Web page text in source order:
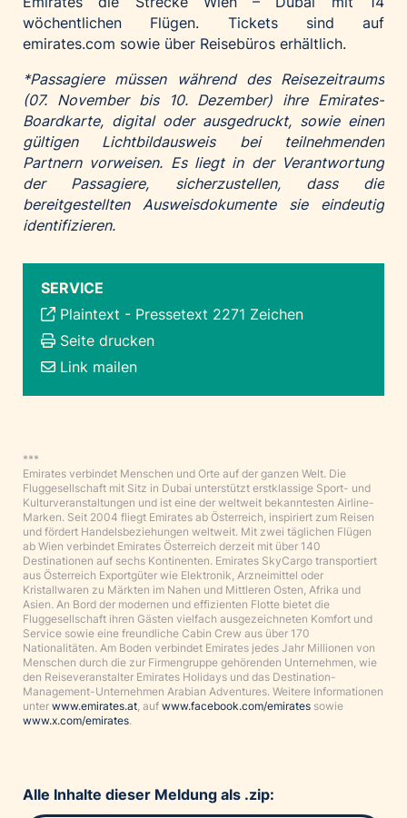
wöchentlichen Flügen. Tickets sind auf
emirates.com sowie über Reisebüros erhältlich.
*Passagiere müssen während des Reisezeitraums
(07. November bis 10. Dezember) ihre Emirates-
Boardkarte, digital oder ausgedruckt, sowie einen
gültigen Lichtbildausweis bei teilnehmenden
Partnern vorweisen. Es liegt in der Verantwortung
der Passagiere, sicherzustellen, dass die
bereitgestellten Ausweisdokumente sie eindeutig
identifizieren.
SERVICE
Plaintext - Pressetext 2271 Zeichen
Seite drucken
Link mailen
***
Emirates verbindet Menschen und Orte auf der ganzen Welt. Die
Fluggesellschaft mit Sitz in Dubai unterstützt erstklassige Sport- und
Kulturveranstaltungen und ist eine der weltweit bekanntesten Airline-
Marken. Seit 2004 fliegt Emirates ab Österreich, inspiriert zum Reisen
und fördert Handelsbeziehungen weltweit. Mit zwei täglichen Flügen
ab Wien verbindet Emirates Österreich derzeit mit über 140
Destinationen auf sechs Kontinenten. Emirates SkyCargo transportiert
aus Österreich Exportgüter wie Elektronik, Arzneimittel oder
Kristallwaren zu Märkten im Nahen und Mittleren Osten, Afrika und
Asien. An Bord der modernen und effizienten Flotte bietet die
Fluggesellschaft ihren Gästen vielfach ausgezeichneten Komfort und
Service sowie eine freundliche Cabin Crew aus über 170
Nationalitäten. Am Boden verbindet Emirates jedes Jahr Millionen von
Menschen durch die zur Firmengruppe gehörenden Unternehmen, wie
den Reiseveranstalter Emirates Holidays und das Destination-
Management-Unternehmen Arabian Adventures. Weitere Informationen
unter www.emirates.at , auf www.facebook.com/emirates sowie
www.x.com/emirates.
Alle Inhalte dieser Meldung als .zip: